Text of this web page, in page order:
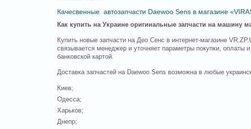
Качесвенные автозапчасти Daewoo Sens в магазине
Как купить на Украине оригинальные запчасти на машину
Купить новые запчасти на Део Сенс в интернет-магазине
связывается менеджер и уточняет параметры покупки, оплаты
банковской картой.
Доставка запчастей на Daewoo Sens возможна в любые
Киев;
Одесса;
Харьков;
Днепр;